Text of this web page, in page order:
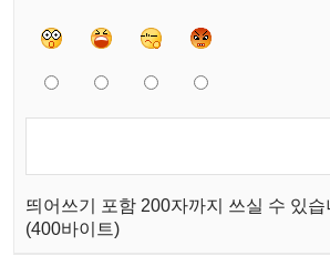
띄어쓰기 포함 200자까지 쓰실 수 있습
(400바이트)